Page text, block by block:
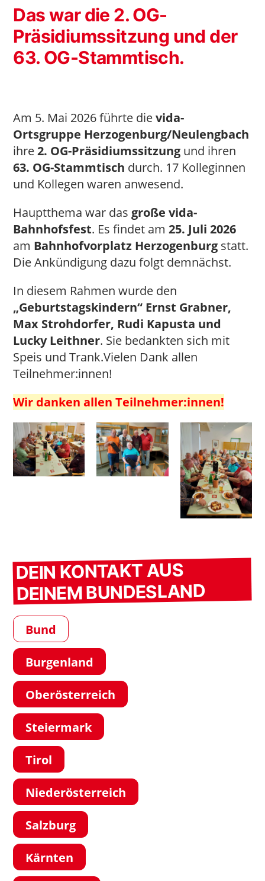
Das war die 2. OG-
Präsidiumssitzung und der
63. OG-Stammtisch.
Am 5. Mai 2026 führte dievida-
Ortsgruppe Herzogenburg/Neulengbach
ihre2. OG-Präsidiumssitzung und ihren
63. OG-Stammtisch durch. 17 Kolleginnen
und Kollegen waren anwesend.
Hauptthema war dasgroße vida-
Bahnhofsfest. Es findet am25. Juli 2026
am Bahnhofvorplatz Herzogenburg statt.
Die Ankündigung dazu folgt demnächst.
In diesem Rahmen wurde den
„Geburtstagskindern“ Ernst Grabner,
Max Strohdorfer, Rudi Kapusta und
Lucky Leithner. Sie bedankten sich mit
Speis und Trank.Vielen Dank allen
Teilnehmer:innen!
Wir danken allen Teilnehmer:innen!
DEIN KONTAKT AUS
DEINEM BUNDESLAND
Bund
Burgenland
Oberösterreich
Steiermark
Tirol
Niederösterreich
Salzburg
Kärnten